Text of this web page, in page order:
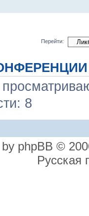
Перейти:
8
phpBB ©
Русская